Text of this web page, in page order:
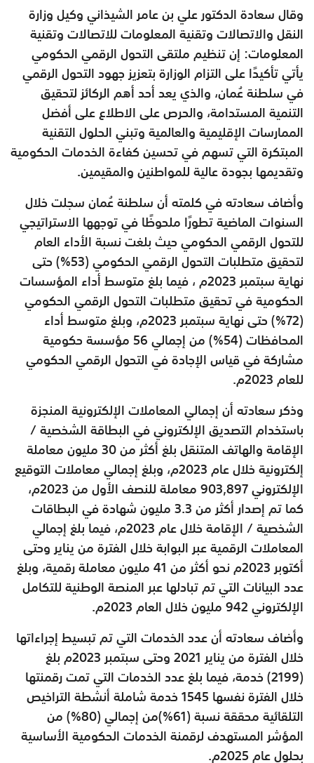
وقال سعادة الدكتور علي بن عامر الشيذاني وكيل وزارة
النقل والاتصالات وتقنية المعلومات للاتصالات وتقنية
المعلومات: إن تنظيم ملتقى التحول الرقمي الحكومي
يأتي تأكيدًا على التزام الوزارة بتعزيز جهود التحول الرقمي
في سلطنة عُمان، والذي يعد أحد أهم الركائز لتحقيق
التنمية المستدامة، والحرص على الاطلاع على أفضل
الممارسات الإقليمية والعالمية وتبني الحلول التقنية
المبتكرة التي تسهم في تحسين كفاءة الخدمات الحكومية
وتقديمها بجودة عالية للمواطنين والمقيمين.
وأضاف سعادته في كلمته أن سلطنة عُمان سجلت خلال
السنوات الماضية تطورًا ملحوظًا في توجهها الاستراتيجي
للتحول الرقمي الحكومي حيث بلغت نسبة الأداء العام
لتحقيق متطلبات التحول الرقمي الحكومي (53%) حتى
نهاية سبتمبر 2023م ، فيما بلغ متوسط أداء المؤسسات
الحكومية في تحقيق متطلبات التحول الرقمي الحكومي
(72%) حتى نهاية سبتمبر 2023م، وبلغ متوسط أداء
المحافظات (54%) من إجمالي 56 مؤسسة حكومية
مشاركة في قياس الإجادة في التحول الرقمي الحكومي
للعام 2023م.
وذكر سعادته أن إجمالي المعاملات الإلكترونية المنجزة
باستخدام التصديق الإلكتروني في البطاقة الشخصية /
الإقامة والهاتف المتنقل بلغ أكثر من 30 مليون معاملة
إلكترونية خلال عام 2023م، وبلغ إجمالي معاملات التوقيع
الإلكتروني 903,897 معاملة للنصف الأول من 2023م،
كما تم إصدار أكثر من 3.3 مليون شهادة في البطاقات
الشخصية / الإقامة خلال عام 2023م، فيما بلغ إجمالي
المعاملات الرقمية عبر البوابة خلال الفترة من يناير وحتى
أكتوبر 2023م نحو أكثر من 41 مليون معاملة رقمية، وبلغ
عدد البيانات التي تم تبادلها عبر المنصة الوطنية للتكامل
الإلكتروني 942 مليون خلال العام 2023م.
وأضاف سعادته أن عدد الخدمات التي تم تبسيط إجراءاتها
خلال الفترة من يناير 2021 وحتى سبتمبر 2023م بلغ
(2199) خدمة، فيما بلغ عدد الخدمات التي تمت رقمنتها
خلال الفترة نفسها 1545 خدمة شاملة أنشطة التراخيص
التلقائية محققة نسبة (61%)من إجمالي (80%) من
المؤشر المستهدف لرقمنة الخدمات الحكومية الأساسية
بحلول عام 2025م.